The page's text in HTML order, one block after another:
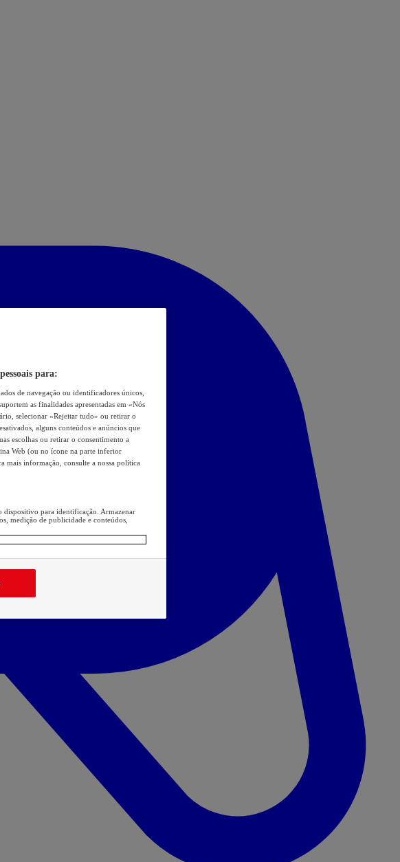
para:
de navegação ou identificadores únicos,
as finalidades apresentadas em «Nós
selecionar «Rejeitar tudo» ou retirar o
alguns conteúdos e anúncios que
escolhas ou retirar o consentimento a
Web (ou no ícone na parte inferior
mais informação, consulte a nossa política
dispositivo para identificação. Armazenar
medição de publicidade e conteúdos,